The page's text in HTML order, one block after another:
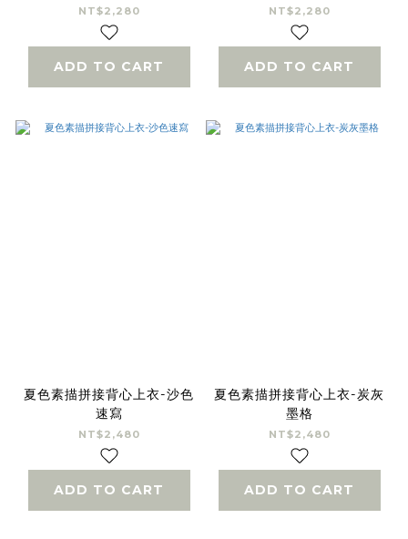
NT$2,280
ADD TO CART
NT$2,280
ADD TO CART
夏色素描拼接背心上衣-沙色
速寫
NT$2,480
ADD TO CART
夏色素描拼接背心上衣-炭灰
墨格
NT$2,480
ADD TO CART